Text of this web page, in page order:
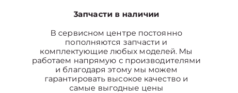
3апчасти в наличии
В сервисном центре постоянно
пополняются запчасти и
комплектующие любых моделей. Мы
работаем напрямую с производителями
и благодаря этому мы можем
гарантировать высокое качество и
самые выгодные цены